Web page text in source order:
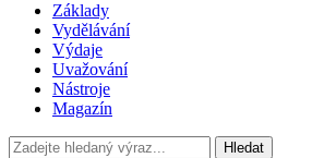
Základy
Vydělávání
Výdaje
Uvažování
Nástroje
Magazín
Hledat